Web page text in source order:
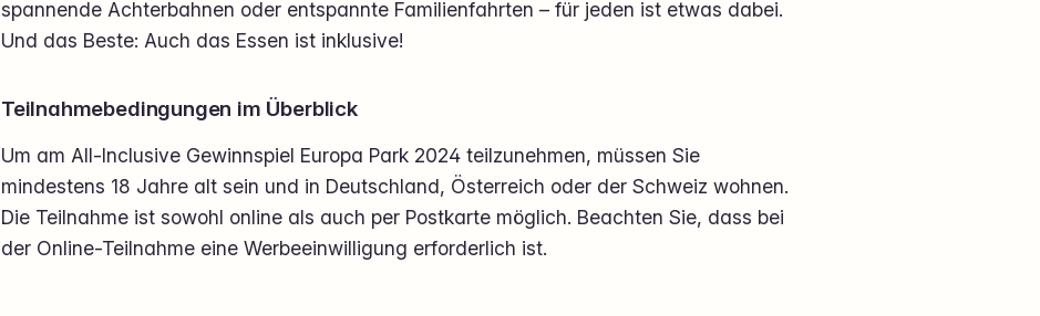
spannende Achterbahnen oder entspannte Familienfahrten – für jeden ist etwas dabei.
Und das Beste: Auch das Essen ist inklusive!
Teilnahmebedingungen im Überblick
Um am All-Inclusive Gewinnspiel Europa Park 2024 teilzunehmen, müssen Sie
mindestens 18 Jahre alt sein und in Deutschland, Österreich oder der Schweiz wohnen.
Die Teilnahme ist sowohl online als auch per Postkarte möglich. Beachten Sie, dass bei
der Online-Teilnahme eine Werbeeinwilligung erforderlich ist.